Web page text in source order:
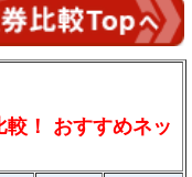
！ おすすめネッ